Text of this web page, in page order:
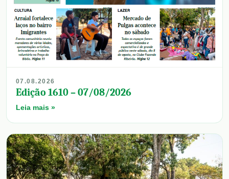
07.08.2026
Edição 1610 – 07/08/2026
Leia mais »